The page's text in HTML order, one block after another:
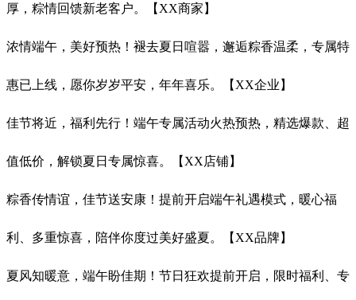
厚，粽情回馈新老客户。【XX商家】
浓情端午，美好预热！褪去夏日喧嚣，邂逅粽香温柔，专属特
惠已上线，愿你岁岁平安，年年喜乐。【XX企业】
佳节将近，福利先行！端午专属活动火热预热，精选爆款、超
值低价，解锁夏日专属惊喜。【XX店铺】
粽香传情谊，佳节送安康！提前开启端午礼遇模式，暖心福
利、多重惊喜，陪伴你度过美好盛夏。【XX品牌】
夏风知暖意，端午盼佳期！节日狂欢提前开启，限时福利、专